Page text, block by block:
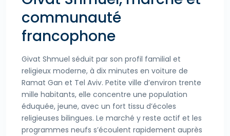
communauté
francophone
Givat Shmuel séduit par son profil familial et
religieux moderne, à dix minutes en voiture de
Ramat Gan et Tel Aviv. Petite ville d’environ trente
mille habitants, elle concentre une population
éduquée, jeune, avec un fort tissu d’écoles
religieuses bilingues. Le marché y reste actif et les
programmes neufs s’écoulent rapidement auprès